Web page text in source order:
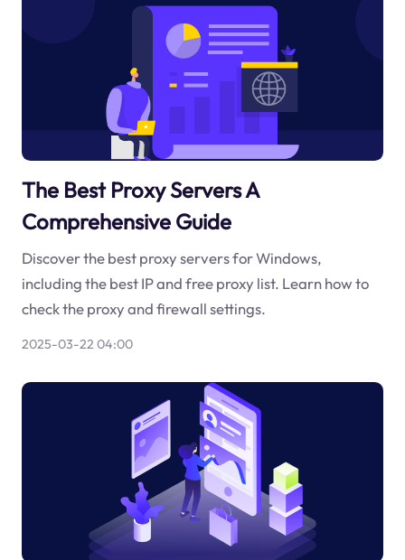
The Best Proxy Servers A
Comprehensive Guide
Discover the best proxy servers for Windows,
including the best IP and free proxy list. Learn how to
check the proxy and firewall settings.
2025-03-22 04:00